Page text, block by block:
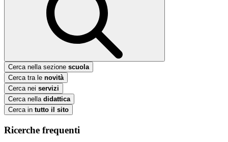
Cerca nella sezione scuola
Cerca tra le novità
Cerca nei servizi
Cerca nella didattica
Cerca in tutto il sito
Ricerche frequenti